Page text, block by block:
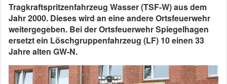
Tragkraftspritzenfahrzeug Wasser (TSF-W) aus dem
Jahr 2000. Dieses wird an eine andere Ortsfeuerwehr
weitergegeben. Bei der Ortsfeuerwehr Spiegelhagen
ersetzt ein Löschgruppenfahrzeug (LF) 10 einen 33
Jahre alten GW-N.